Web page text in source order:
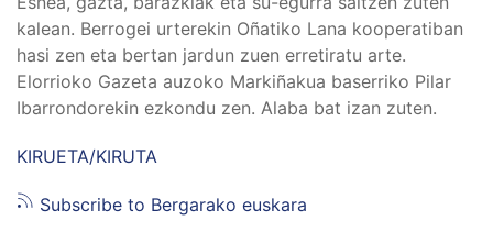
kalean. Berrogei urterekin Oñatiko Lana kooperatiban
hasi zen eta bertan jardun zuen erretiratu arte.
Elorrioko Gazeta auzoko Markiñakua baserriko Pilar
Ibarrondorekin ezkondu zen. Alaba bat izan zuten.
KIRUETA/KIRUTA
Subscribe to Bergarako euskara